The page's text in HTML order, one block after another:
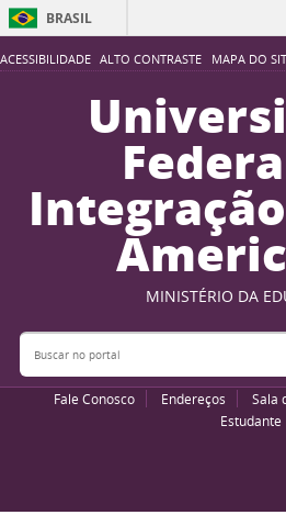
ACESSIBILIDADE ALTO CONTRASTE MAPA DO
BRASIL
MINISTÉRIO DA
Buscar no portal
Fale Conosco Endereços Sala
Estudante